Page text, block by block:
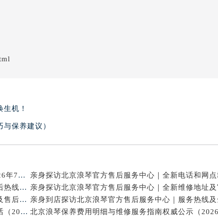
机！
保养建议）
北京浪琴官方维修电话与售后保养服务权威公示（2026年7月最新）
亲身探访北京浪琴官方售后服务中心｜网点地址及售后热线（2026年7月最新）
亲身到店探访北京浪琴官方售后服务中心｜维修地址及售后服务热线（2026年7月最新）
亲身探访北京浪琴官方售后服务中心｜网点地址与电话（2026年7月最新）